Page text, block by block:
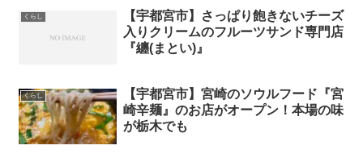
くらし
【宇都宮市】さっぱり飽きないチーズ
入りクリームのフルーツサンド専門店
『纏(まとい)』
くらし
【宇都宮市】宮崎のソウルフード『宮
崎辛麺』のお店がオープン！本場の味
が栃木でも